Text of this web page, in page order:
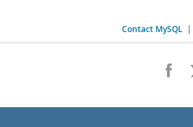
Contact MySQL |